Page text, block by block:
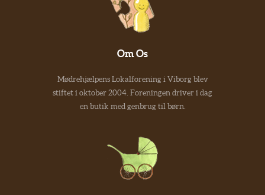
Om Os
Mødrehjælpens Lokalforening i Viborg blev
stiftet i oktober 2004. Foreningen driver i dag
en butik med genbrug til børn.